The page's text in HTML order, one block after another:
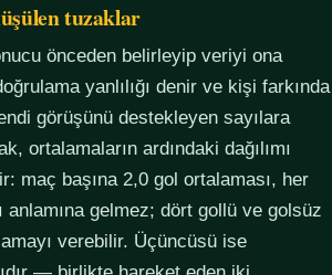
tuzaklar
önceden belirleyip veriyi ona
yanlılığı denir ve kişi farkında
görüşünü destekleyen sayılara
ortalamaların ardındaki dağılımı
maç başına 2,0 gol ortalaması, her
anlamına gelmez; dört gollü ve golsüz
verebilir. Üçüncüsü ise